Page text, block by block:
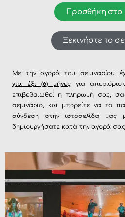
Προσθήκη στο
Ξεκινήστε το
Με την αγορά του σεμιναρίου
για έξι (6) μήνεςγια
επιβεβαιωθεί η πληρωμή σας,
σεμινάριο, και μπορείτε να το
σύνδεση στην ιστοσελίδα μας
δημιουργήσατε κατά την αγορά